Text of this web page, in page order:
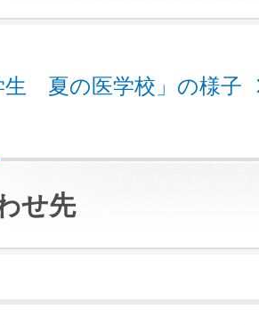
生 夏の医学校」の様子
せ先